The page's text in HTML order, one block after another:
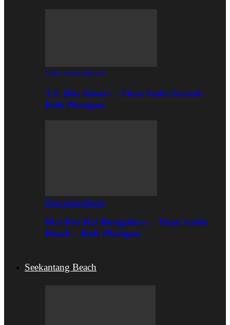
Than Sadet Beach
J.S. Hut Resort – Than Sadet Strand –
Koh Phangan
Than Sadet Beach
Mai Pen Rai Bungalows – Than Sadet
Beach – Koh Phangan
Seekantang Beach